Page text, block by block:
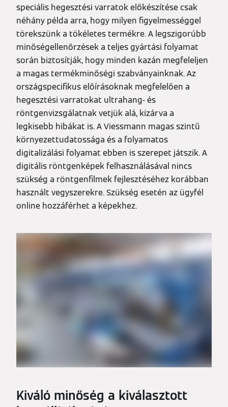
speciális hegesztési varratok előkészítése csak
néhány példa arra, hogy milyen figyelmességgel
törekszünk a tökéletes termékre. A legszigorúbb
minőségellenőrzések a teljes gyártási folyamat
során biztosítják, hogy minden kazán megfeleljen
a magas termékminőségi szabványainknak. Az
országspecifikus előírásoknak megfelelően a
hegesztési varratokat ultrahang- és
röntgenvizsgálatnak vetjük alá, kizárva a
legkisebb hibákat is. A Viessmann magas szintű
környezettudatossága és a folyamatos
digitalizálási folyamat ebben is szerepet játszik. A
digitális röntgenképek felhasználásával nincs
szükség a röntgenfilmek fejlesztéséhez korábban
használt vegyszerekre. Szükség esetén az ügyfél
online hozzáférhet a képekhez.
Kiváló minőség a kiválasztott